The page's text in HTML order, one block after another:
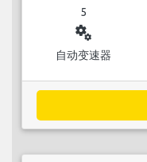
5
miscellaneous_services
自动变速器